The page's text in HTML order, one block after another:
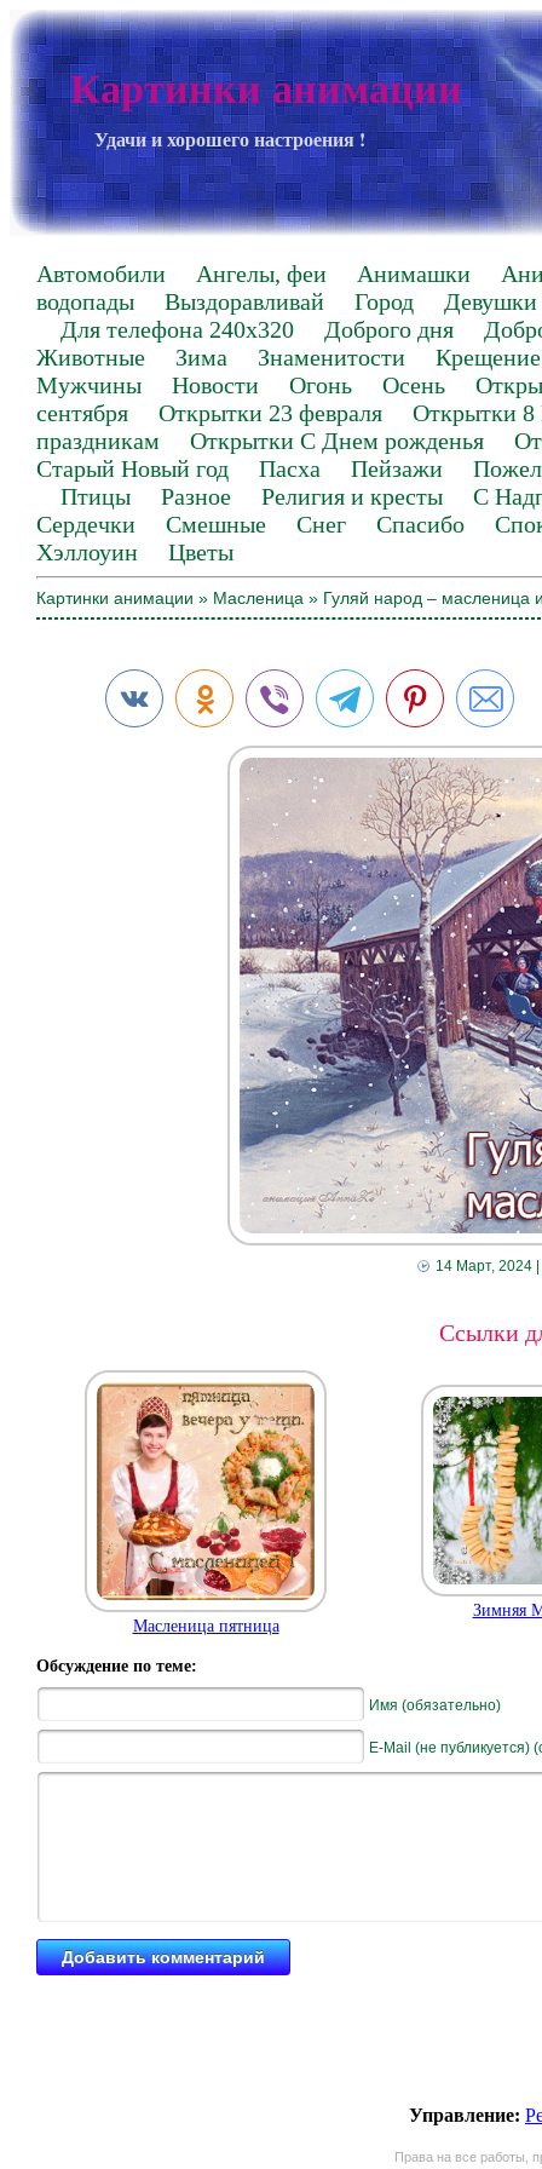
Картинки анимации
Удачи и хорошего настроения !
Автомобили Ангелы, феи Анимашки
водопады
Выздоравливай Город
Девушки
Для телефона 240х320
Доброго дня
Животные
Зима Знаменитости
Крещение
Мужчины
Новости Огонь Осень
сентября
Открытки 23 февраля
Открытки 8
праздникам
Открытки С Днем рожденья
Старый Новый год
Пасха Пейзажи
Птицы
Разное Религия и кресты
С
Сердечки
Смешные Снег Спасибо
Хэллоуин
Цветы
Картинки анимации » Масленица » Гуляй народ – масленица
14 Март, 2024|
Ссылки
Масленица пятница
Зимняя
Обсуждение по теме:
Имя (обязательно)
E-Mail (не публикуется)
Управление:
Права на все работы,